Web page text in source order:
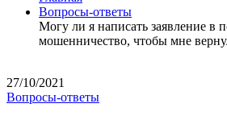
Вопросы-ответы
Могу ли я написать заявление в
мошенничество, чтобы мне
27/10/2021
Вопросы-ответы